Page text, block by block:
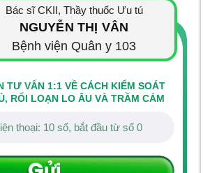
Bác sĩ CKII, Thầy thuốc Ưu tú
NGUYỄN THỊ VÂN
Bệnh viện Quân y 103
TƯ VẤN 1:1 VỀ CÁCH KIỂM SOÁT
RỐI LOẠN LO ÂU VÀ TRẦM CẢM